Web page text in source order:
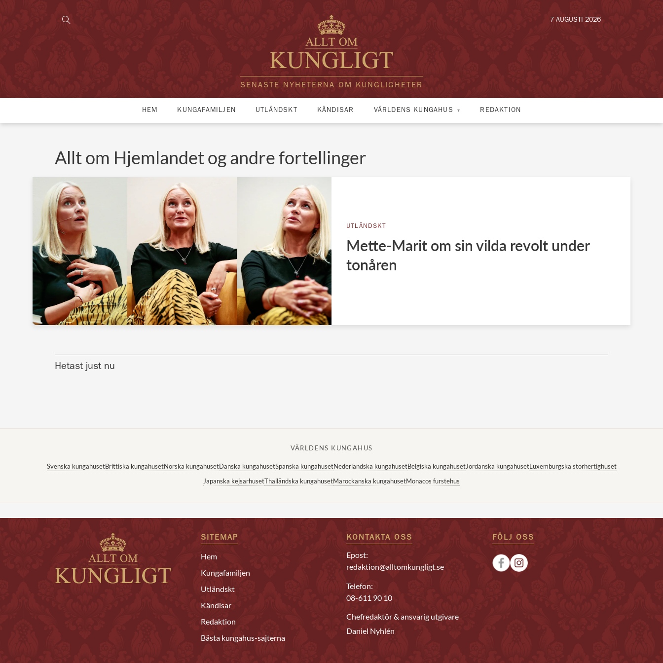
SENASTE NYHETERNA OM KUNGLIGHETER
7 AUGUSTI 2026
HEM KUNGAFAMILJEN UTLÄNDSKT KÄNDISAR VÄRLDENS KUNGAHUS REDAKTION
Allt om Hjemlandet og andre fortellinger
UTLÄNDSKT
Mette-Marit om sin vilda revolt under
tonåren
Hetast just nu
VÄRLDENS KUNGAHUS
Svenska kungahusetBrittiska kungahusetNorska kungahusetDanska kungahusetSpanska kungahusetNederländska kungahusetBelgiska kungahusetJordanska kungahusetLuxemburgska storhertighuset
Japanska kejsarhusetThailändska kungahusetMarockanska kungahusetMonacos furstehus
SITEMAP
Hem
Kungafamiljen
Utländskt
Kändisar
Redaktion
Bästa kungahus-sajterna
KONTAKTA OSS
Epost:
redaktion@alltomkungligt.se
Telefon:
08-611 90 10
Chefredaktör & ansvarig utgivare
Daniel Nyhlén
FÖLJ OSS